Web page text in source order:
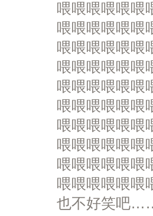
喂喂喂喂喂喂
喂喂喂喂喂喂
喂喂喂喂喂喂
喂喂喂喂喂喂
喂喂喂喂喂喂
喂喂喂喂喂喂
喂喂喂喂喂喂
喂喂喂喂喂喂
喂喂喂喂喂喂
喂喂喂喂喂喂
也不好笑吧